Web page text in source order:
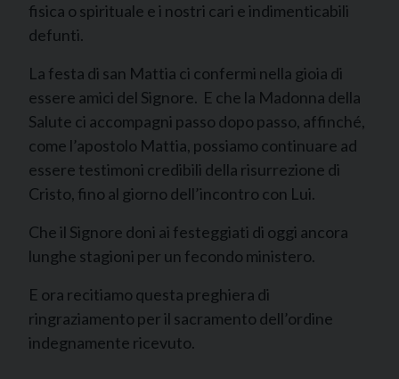
fisica o spirituale e i nostri cari e indimenticabili
defunti.
La festa di san Mattia ci confermi nella gioia di
essere amici del Signore. E che la Madonna della
Salute ci accompagni passo dopo passo, affinché,
come l’apostolo Mattia, possiamo continuare ad
essere testimoni credibili della risurrezione di
Cristo, fino al giorno dell’incontro con Lui.
Che il Signore doni ai festeggiati di oggi ancora
lunghe stagioni per un fecondo ministero.
E ora recitiamo questa preghiera di
ringraziamento per il sacramento dell’ordine
indegnamente ricevuto.